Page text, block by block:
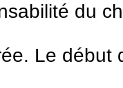
du
Le début